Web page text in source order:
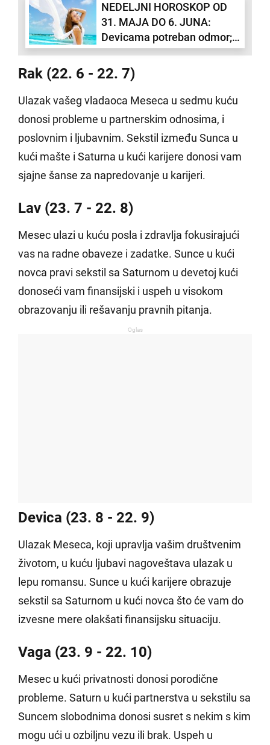
NEDELJNI HOROSKOP OD
31. MAJA DO 6. JUNA:
Devicama potreban odmor;
Ribe se zaljubljuju
Rak (22. 6 - 22. 7)
Ulazak vašeg vladaoca Meseca u sedmu kuću
donosi probleme u partnerskim odnosima, i
poslovnim i ljubavnim. Sekstil između Sunca u
kući mašte i Saturna u kući karijere donosi vam
sjajne šanse za napredovanje u karijeri.
Lav (23. 7 - 22. 8)
Mesec ulazi u kuću posla i zdravlja fokusirajući
vas na radne obaveze i zadatke. Sunce u kući
novca pravi sekstil sa Saturnom u devetoj kući
donoseći vam finansijski i uspeh u visokom
obrazovanju ili rešavanju pravnih pitanja.
Oglas
Devica (23. 8 - 22. 9)
Ulazak Meseca, koji upravlja vašim društvenim
životom, u kuću ljubavi nagoveštava ulazak u
lepu romansu. Sunce u kući karijere obrazuje
sekstil sa Saturnom u kući novca što će vam do
izvesne mere olakšati finansijsku situaciju.
Vaga (23. 9 - 22. 10)
Mesec u kući privatnosti donosi porodične
probleme. Saturn u kući partnerstva u sekstilu sa
Suncem slobodnima donosi susret s nekim s kim
mogu ući u ozbiljnu vezu ili brak. Uspeh u